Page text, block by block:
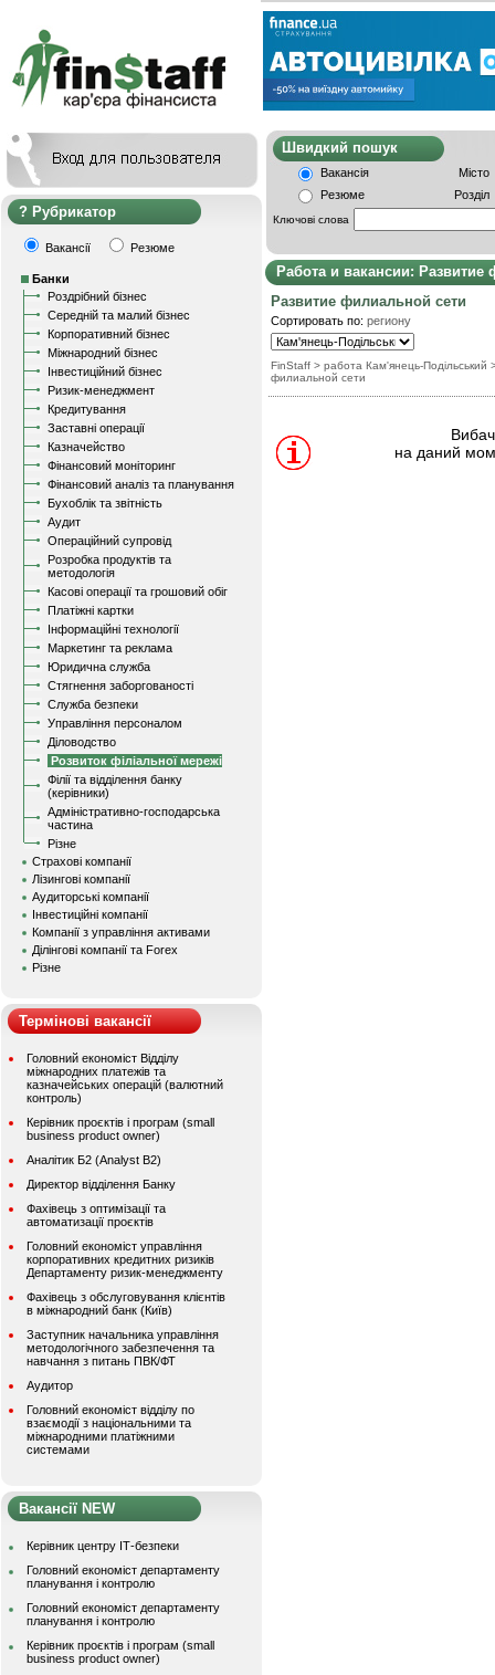
Рубрикатор
Вакансії Резюме
Банки
Роздрібний бізнес
Середній та малий бізнес
Корпоративний бізнес
Міжнародний бізнес
Інвестиційний бізнес
Ризик-менеджмент
Кредитування
Заставні операції
Казначейство
Фінансовий моніторинг
Фінансовий аналіз та планування
Бухоблік та звітність
Аудит
Операційний супровід
Розробка продуктів та
методологія
Касові операції та грошовий обіг
Платіжні картки
Інформаційні технології
Маркетинг та реклама
Юридична служба
Стягнення заборгованості
Служба безпеки
Управління персоналом
Діловодство
Розвиток філіальної мережі
Філії та відділення банку
(керівники)
Адміністративно-господарська
частина
Різне
Страхові компанії
Лізингові компанії
Аудиторські компанії
Інвестиційні компанії
Компанії з управління активами
Ділінгові компанії та Forex
Різне
Термінові вакансії
Головний економіст Відділу
міжнародних платежів та
казначейських операцій (валютний
контроль)
Керівник проєктів і програм (small
business product owner)
Аналітик Б2 (Analyst B2)
Директор відділення Банку
Фахівець з оптимізації та
автоматизації проєктів
Головний економіст управління
корпоративних кредитних ризиків
Департаменту ризик-менеджменту
Фахівець з обслуговування клієнтів
в міжнародний банк (Київ)
Заступник начальника управління
методологічного забезпечення та
навчання з питань ПВК/ФТ
Аудитор
Головний економіст відділу по
взаємодії з національними та
міжнародними платіжними
системами
Вакансії NEW
Керівник центру ІТ-безпеки
Головний економіст департаменту
планування і контролю
Головний економіст департаменту
планування і контролю
Керівник проєктів і програм (small
business product owner)
Швидкий
Вакансія
Місто
Резюме
Розділ
Ключові слова
Работа и вакансии: Развитие
Развитие филиальной сети
Сортировать по: региону
FinStaff > работа Кам'янець-Подільський
филиальной сети
на даний